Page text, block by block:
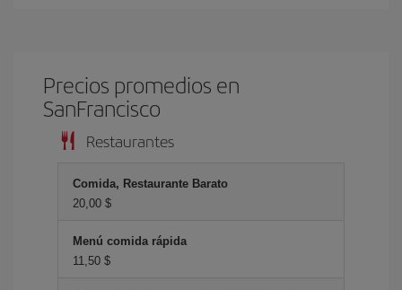
Precios promedios en
SanFrancisco
Restaurantes
Comida, Restaurante Barato
20,00 $
Menú comida rápida
11,50 $